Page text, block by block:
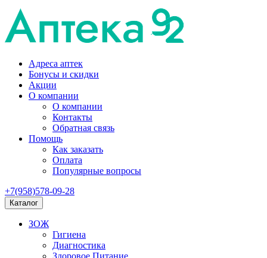
Адреса аптек
Бонусы и скидки
Акции
О компании
О компании
Контакты
Обратная связь
Помощь
Как заказать
Оплата
Популярные вопросы
+7(958)578-09-28
Каталог
ЗОЖ
Гигиена
Диагностика
Здоровое Питание